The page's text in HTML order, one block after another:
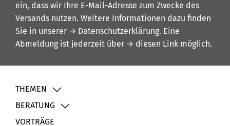
ein, dass wir Ihre E-Mail-Adresse zum Zwecke des
Versands nutzen. Weitere Informationen dazu finden
Sie in unserer → Datenschutzerklärung. Eine
Abmeldung ist jederzeit über → diesen Link möglich.
THEMEN
BERATUNG
VORTRÄGE